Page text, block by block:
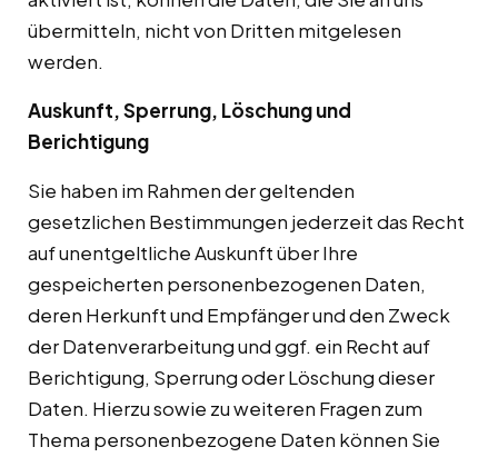
übermitteln, nicht von Dritten mitgelesen
werden.
Auskunft, Sperrung, Löschung und
Berichtigung
Sie haben im Rahmen der geltenden
gesetzlichen Bestimmungen jederzeit das Recht
auf unentgeltliche Auskunft über Ihre
gespeicherten personenbezogenen Daten,
deren Herkunft und Empfänger und den Zweck
der Datenverarbeitung und ggf. ein Recht auf
Berichtigung, Sperrung oder Löschung dieser
Daten. Hierzu sowie zu weiteren Fragen zum
Thema personenbezogene Daten können Sie